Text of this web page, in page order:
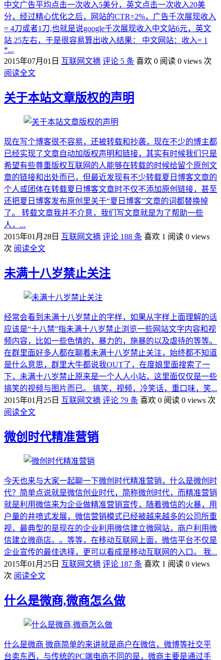
中文广告平均点击一次收入5美分，英文点击一次收入20美
分，经过精心优化之后，网站的CTR=2%，广告千次展现收入
= 4刀或者1刀,也就是说google千次展现收入中文站6元，英文
站 25左右，于是很容易算出收入结果： 中文网站：收入= 1
*...
2015年07月01日 互联网文摘 评论 5 条 喜欢 0 阅读 0 views 次
阅读全文
关于本站文章版权的声明
现在写个博客很不容易，还被转载和抄袭，现在不少的博主都
已经实现了文章自动加版权声明和链接，其实有时候我们只是
希望有些尊重版权互联网的人能够在转载的时候给留个原创文
章的链接和出处而已，但最近发现有不少转载夏日博客文章的
个人或团体在转载夏日博客文章时不仅不添加原创链接，甚至
还把夏日博客发布原创里关于“夏日博客”文章的词都替换掉
了。 转载文章我并不介意，我们写文章就是为了帮助一些
人，...
2015年01月28日 互联网文摘 评论 188 条 喜欢 1 阅读 0 views
次 阅读全文
未满十八岁禁止关注
经常会看到未满十八岁禁止的字样，如果从字样上面理解的话
应该是“十八禁”指未满十八岁禁止浏览一些网站文字内容和视
频内容，比如一些色情的，暴力的，施暴的以及虐待的等等。
在群里面好多人都在聊着未满十八岁禁止关注，始终都不知道
是什么意思，群里大牛都说我OUT了，在度娘里面搜索了一
下，未满十八岁禁止原来是一个人人小站，这里面仅仅是一些
搞笑的视频与图片而已。 搞笑，视频，冷笑话，重口味，笑...
2015年01月25日 互联网文摘 评论 79 条 喜欢 0 阅读 0 views 次
阅读全文
微创时代精准营销
今天也来与大家一起聊一下微创时代精准营销，什么是微创时
代？简单点说就是微信创业时代，简称微创时代，而精准营销
就是利用微信来为企业做精准营销宣传，随着微信的火暴，用
户量的井喷式发展，微信营销模式已经被越来越多的公司所重
视，最典型的是现在的企业利用微信建立微网站，商户利用微
信建立微商店。。等等，在移动互联网上面，微信平台不仅是
企业宣传的最佳选择，更可以看成是移动互联网的入口。 我...
2015年01月25日 互联网文摘 评论 187 条 喜欢 1 阅读 0 views
次 阅读全文
什么是微商,微商怎么做
什么是微商 微商简单的来讲就是商户在微信，微博等社交平
台卖东西，与传统的PC端电商不同的是，微商主要是通过手